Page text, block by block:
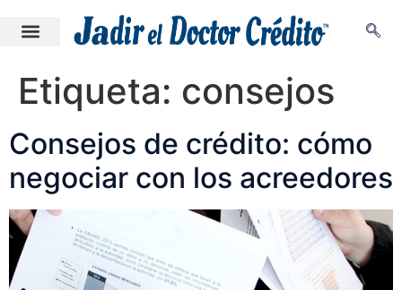
Etiqueta: consejos
Consejos de crédito: cómo
negociar con los acreedores